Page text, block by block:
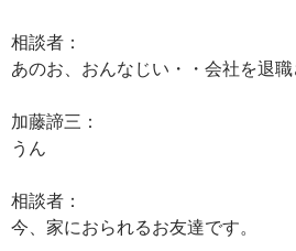
相談者：
あのお、おんなじい・・会社を退職
加藤諦三：
うん
相談者：
今、家におられるお友達です。